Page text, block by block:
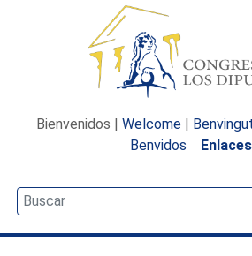
Bienvenidos | Welcome |
Benvidos
Enlaces